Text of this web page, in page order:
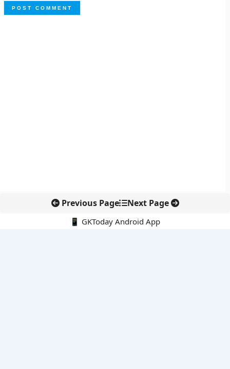
Previous Page Next Page
📱 GKToday Android App